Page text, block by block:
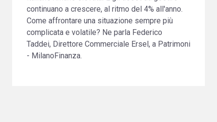
continuano a crescere, al ritmo del 4% all'anno.
Come affrontare una situazione sempre più
complicata e volatile? Ne parla Federico
Taddei, Direttore Commerciale Ersel, a Patrimoni
- MilanoFinanza.